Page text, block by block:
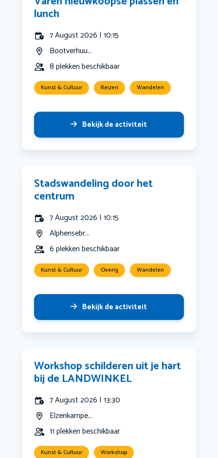
lunch
7 August 2026 | 10:15
Bootverhuu...
8 plekken beschikbaar
Kunst & Cultuur Reizen Wandelen
Bekijk de activiteit
Stadswandeling door het
centrum
7 August 2026 | 10:15
Alphensebr...
6 plekken beschikbaar
Kunst & Cultuur Overig Wandelen
Bekijk de activiteit
Workshop schilderen uit je hart
bij de LANDWINKEL
7 August 2026 | 13:30
Elzenkampe...
11 plekken beschikbaar
Kunst & Cultuur Workshop